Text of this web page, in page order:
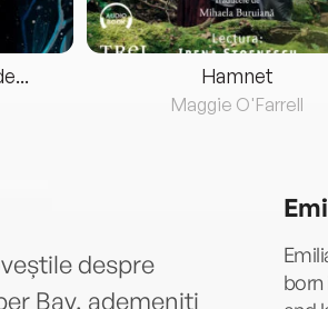
Hamnet
Maggie O'Farrell
despre
Bay, ademeniți
born